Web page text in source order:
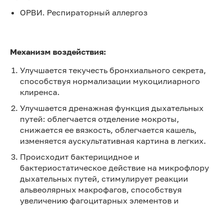
ОРВИ. Респираторный аллергоз
Механизм воздействия:
Улучшается текучесть бронхиального секрета,
способствуя нормализации мукоцилиарного
клиренса.
Улучшается дренажная функция дыхательных
путей: облегчается отделение мокроты,
снижается ее вязкость, облегчается кашель,
изменяется аускультативная картина в легких.
Происходит бактерицидное и
бактериостатическое действие на микрофлору
дыхательных путей, стимулирует реакции
альвеолярных макрофагов, способствуя
увеличению фагоцитарных элементов и